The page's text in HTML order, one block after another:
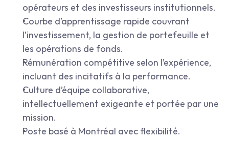
opérateurs et des investisseurs institutionnels.
Courbe d’apprentissage rapide couvrant
l’investissement, la gestion de portefeuille et
les opérations de fonds.
Rémunération compétitive selon l’expérience,
incluant des incitatifs à la performance.
Culture d’équipe collaborative,
intellectuellement exigeante et portée par une
mission.
Poste basé à Montréal avec flexibilité.